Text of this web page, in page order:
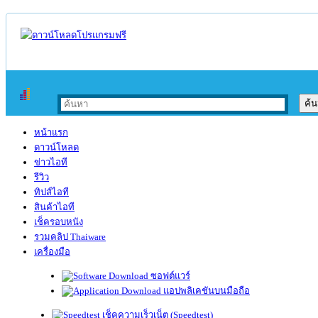
หน้าแรก
ดาวน์โหลด
ข่าวไอที
รีวิว
ทิปส์ไอที
สินค้าไอที
เช็ครอบหนัง
รวมคลิป Thaiware
เครื่องมือ
ซอฟต์แวร์
แอปพลิเคชันบนมือถือ
เช็คความเร็วเน็ต (Speedtest)